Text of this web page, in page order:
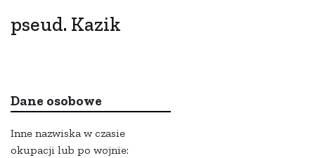
pseud. Kazik
Dane osobowe
Inne nazwiska w czasie
okupacji lub po wojnie: